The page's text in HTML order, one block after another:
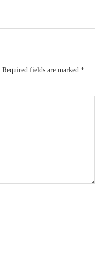
Required fields are marked *